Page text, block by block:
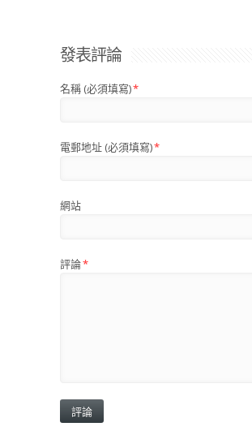
發表評論
名稱 (必須填寫)*
電郵地址 (必須填寫)*
網站
評論*